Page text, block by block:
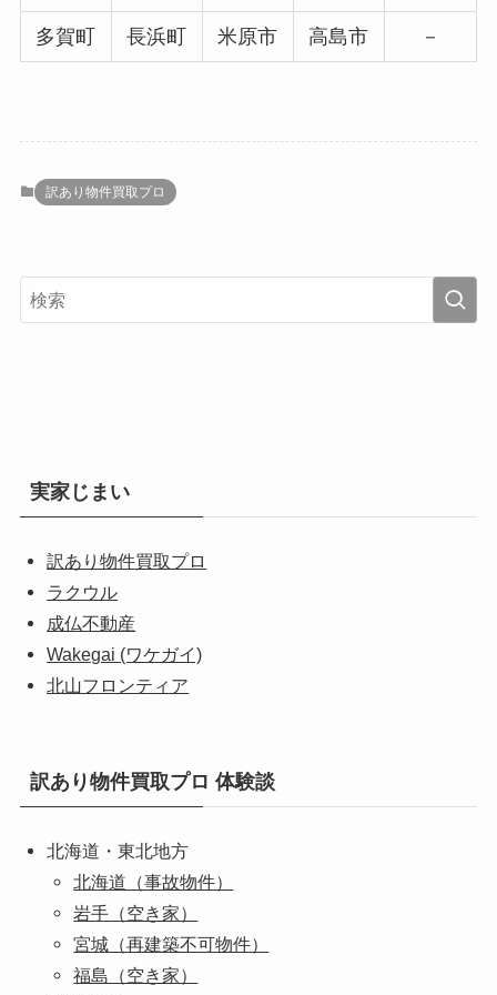
多賀町 長浜町 米原市 高島市 －
訳あり物件買取プロ
実家じまい
訳あり物件買取プロ
ラクウル
成仏不動産
Wakegai (ワケガイ)
北山フロンティア
訳あり物件買取プロ 体験談
北海道・東北地方
北海道（事故物件）
岩手（空き家）
宮城（再建築不可物件）
福島（空き家）